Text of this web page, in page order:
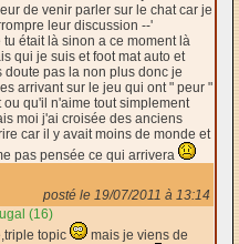
de venir parler sur le chat car je
leur discussion --'
était là sinon a ce moment là
qui je suis et foot mat auto et
doute pas la non plus donc je
arrivant sur le jeu qui ont " peur "
qu'il n'aime tout simplement
moi j'ai croisée des anciens
car il y avait moins de monde et
pas pensée ce qui arrivera
posté le 19/07/2011 à 13:14
(16)
topic
mais je viens de